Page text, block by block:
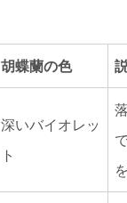
胡蝶蘭の色
深いバイオレッ
ト